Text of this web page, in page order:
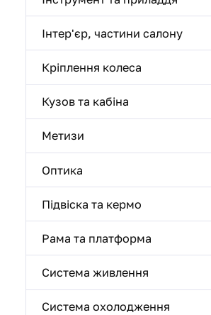
Інтер'єр, частини салону
Кріплення колеса
Кузов та кабіна
Метизи
Оптика
Підвіска та кермо
Рама та платформа
Система живлення
Система охолодження